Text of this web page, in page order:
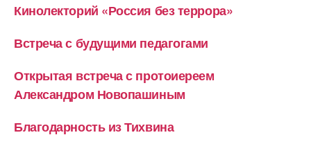
Кинолекторий «Россия без террора»
Встреча с будущими педагогами
Открытая встреча с протоиереем
Александром Новопашиным
Благодарность из Тихвина